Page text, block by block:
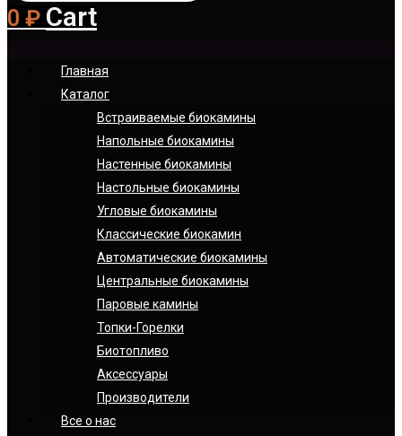
0 ₽ Cart
Главная
Каталог
Встраиваемые биокамины
Напольные биокамины
Настенные биокамины
Настoльные биокамины
Угловые биокамины
Классические биокамин
Автоматические биокамины
Центральные биокамины
Паровые камины
Топки-Горелки
Биотопливо
Аксессуары
Производители
Все о нас